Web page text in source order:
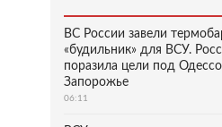
ВС России завели
«будильник» для ВСУ.
поразила цели под
Запорожье
06:11